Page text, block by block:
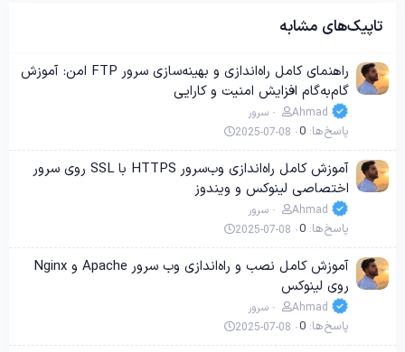
تاپیک‌های مشابه
راهنمای کامل راه‌اندازی و بهینه‌سازی سرور FTP امن: آموزش
گام‌به‌گام افزایش امنیت و کارایی
Ahmad سرور
پاسخ‌ها 0
2025-07-08
آموزش کامل راه‌اندازی وب‌سرور HTTPS با SSL روی سرور
اختصاصی لینوکس و ویندوز
Ahmad سرور
پاسخ‌ها 0
2025-07-08
آموزش کامل نصب و راه‌اندازی وب سرور Apache و Nginx
روی لینوکس
Ahmad سرور
پاسخ‌ها 0
2025-07-08